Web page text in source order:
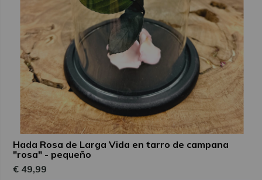
Hada Rosa de Larga Vida en tarro de campana
"rosa" - pequeño
€ 49,99